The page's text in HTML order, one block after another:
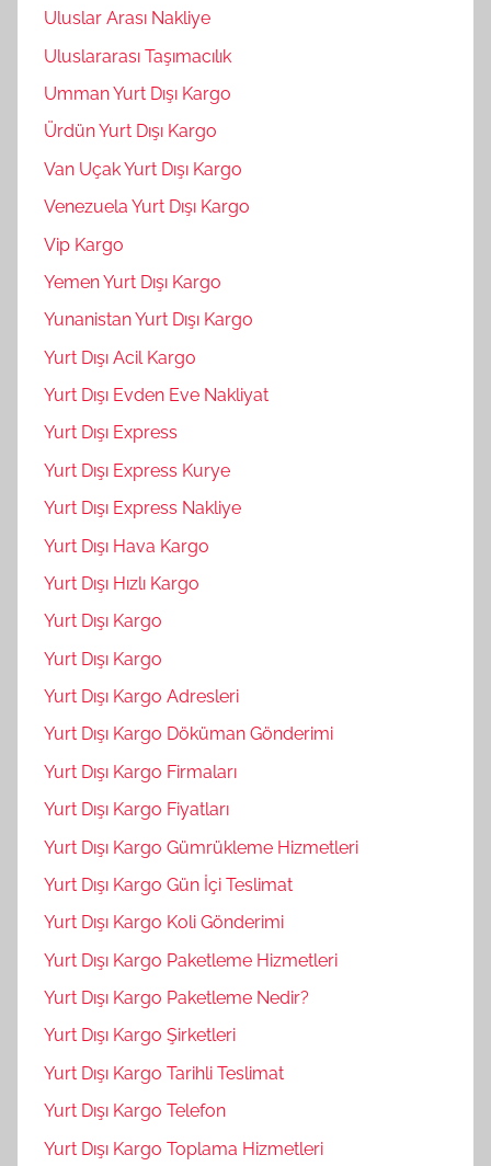
Uluslar Arası Nakliye
Uluslararası Taşımacılık
Umman Yurt Dışı Kargo
Ürdün Yurt Dışı Kargo
Van Uçak Yurt Dışı Kargo
Venezuela Yurt Dışı Kargo
Vip Kargo
Yemen Yurt Dışı Kargo
Yunanistan Yurt Dışı Kargo
Yurt Dışı Acil Kargo
Yurt Dışı Evden Eve Nakliyat
Yurt Dışı Express
Yurt Dışı Express Kurye
Yurt Dışı Express Nakliye
Yurt Dışı Hava Kargo
Yurt Dışı Hızlı Kargo
Yurt Dışı Kargo
Yurt Dışı Kargo
Yurt Dışı Kargo Adresleri
Yurt Dışı Kargo Döküman Gönderimi
Yurt Dışı Kargo Firmaları
Yurt Dışı Kargo Fiyatları
Yurt Dışı Kargo Gümrükleme Hizmetleri
Yurt Dışı Kargo Gün İçi Teslimat
Yurt Dışı Kargo Koli Gönderimi
Yurt Dışı Kargo Paketleme Hizmetleri
Yurt Dışı Kargo Paketleme Nedir?
Yurt Dışı Kargo Şirketleri
Yurt Dışı Kargo Tarihli Teslimat
Yurt Dışı Kargo Telefon
Yurt Dışı Kargo Toplama Hizmetleri